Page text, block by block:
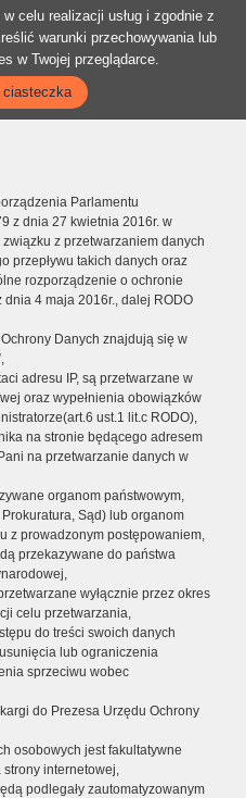
celu realizacji usług i zgodnie z
warunki przechowywania lub
w Twojej przeglądarce.
Parlamentu
z dnia 27 kwietnia 2016r. w
z przetwarzaniem danych
przepływu takich danych oraz
rozporządzenie o ochronie
4 maja 2016r., dalej RODO
Danych znajdują się w
adresu IP, są przetwarzane w
oraz wypełnienia obowiązków
ust.1 lit.c RODO),
na stronie będącego adresem
na przetwarzanie danych w
organom państwowym,
Sąd) lub organom
z prowadzonym postępowaniem,
przekazywane do państwa
wyłącznie przez okres
celu przetwarzania,
do treści swoich danych
lub ograniczenia
sprzeciwu wobec
do Prezesa Urzędu Ochrony
osobowych jest fakultatywne
internetowej,
podlegały zautomatyzowanym